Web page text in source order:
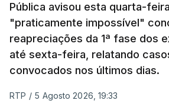
Pública avisou esta quarta-
"praticamente impossível"
reapreciações da 1ª fase dos
até sexta-feira, relatando
convocados nos últimos dias.
RTP / 5 Agosto 2026, 19:33